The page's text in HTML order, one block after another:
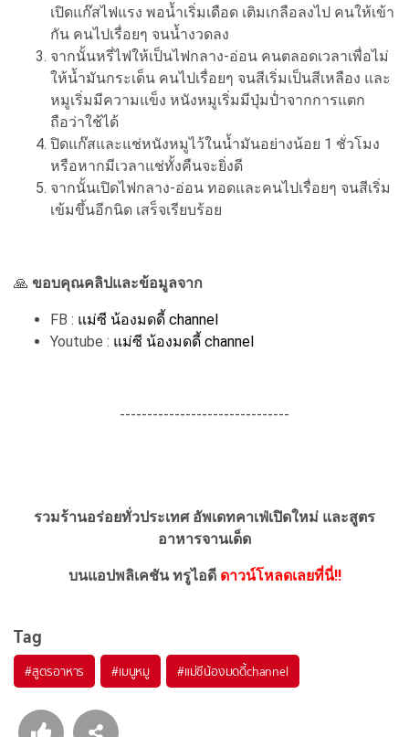
เปิดแก๊สไฟแรง พอน้ำเริ่มเดือด เติมเกลือลงไป คนให้เข้า
กัน คนไปเรื่อยๆ จนน้ำงวดลง
จากนั้นหรี่ไฟให้เป็นไฟกลาง-อ่อน คนตลอดเวลาเพื่อไม่
ให้น้ำมันกระเด็น คนไปเรื่อยๆ จนสีเริ่มเป็นสีเหลือง และ
หมูเริ่มมีความแข็ง หนังหมูเริ่มมีปุ่มป่ำจากการแตก
ถือว่าใช้ได้
ปิดแก๊สและแช่หนังหมูไว้ในน้ำมันอย่างน้อย 1 ชั่วโมง
หรือหากมีเวลาแช่ทั้งคืนจะยิ่งดี
จากนั้นเปิดไฟกลาง-อ่อน ทอดและคนไปเรื่อยๆ จนสีเริ่ม
เข้มขึ้นอีกนิด เสร็จเรียบร้อย
🙏 ขอบคุณคลิปและข้อมูลจาก
FB : แม่ซี น้องมดดี้ channel
Youtube : แม่ซี น้องมดดี้ channel
-------------------------------
รวมร้านอร่อยทั่วประเทศ อัพเดทคาเฟ่เปิดใหม่ และสูตร
อาหารจานเด็ด
บนแอปพลิเคชัน ทรูไอดี ดาวน์โหลดเลยที่นี่!!
Tag
#สูตรอาหาร #เมนูหมู #แม่ซีน้องมดดี้channel